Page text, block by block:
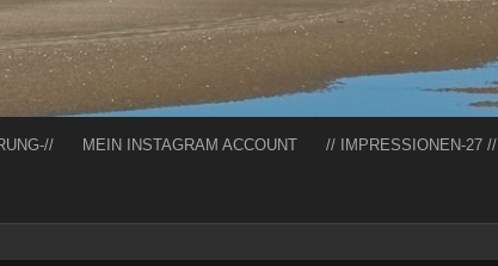
MEIN INSTAGRAM ACCOUNT // IMPRESSIONEN-27 //